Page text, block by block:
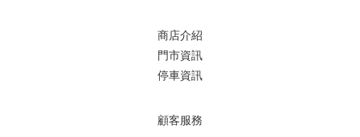
商店介紹
門市資訊
停車資訊
顧客服務